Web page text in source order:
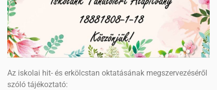
Az iskolai hit- és erkölcstan oktatásának megszervezéséről
szóló tájékoztató: